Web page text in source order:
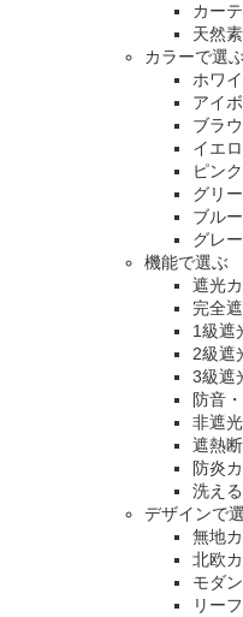
カー
天然
カラーで選
ホワ
アイ
ブラ
イエ
ピン
グリ
ブル
グレ
機能で選ぶ
遮光
完全
1級遮
2級遮
3級遮
防音
非遮
遮熱
防炎
洗え
デザインで
無地
北欧
モダ
リー